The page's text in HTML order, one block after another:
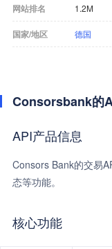
网站排名 1.2M
国家/地区 德国
Consorsbank的
API产品信息
Consors Bank的交易
态等功能。
核心功能